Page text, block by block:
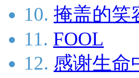
10. 掩盖的笑
11. FOOL
12. 感谢生命